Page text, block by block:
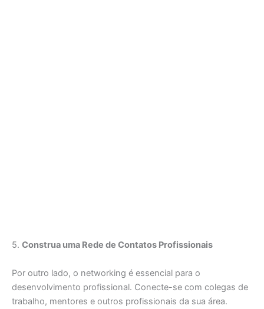
5. Construa uma Rede de Contatos Profissionais
Por outro lado, o networking é essencial para o
desenvolvimento profissional. Conecte-se com colegas de
trabalho, mentores e outros profissionais da sua área.